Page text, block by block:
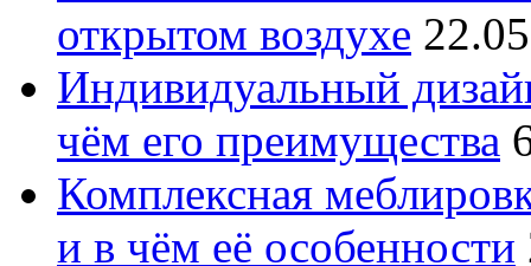
открытом воздухе
Индивидуальный
чём его преимущества
Комплексная
и в чём её особенности